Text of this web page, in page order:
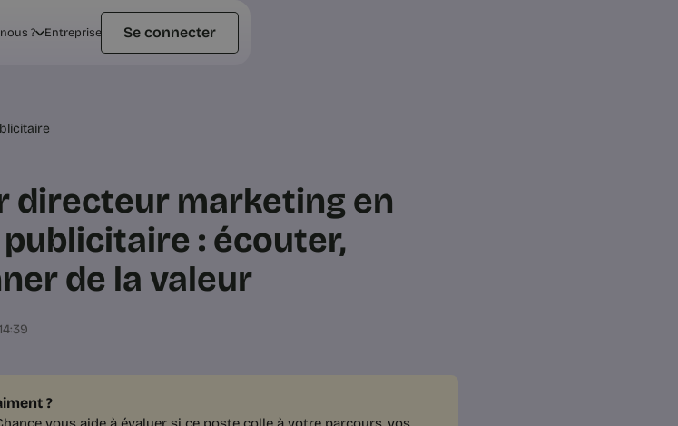
? Entreprise Se connecter
directeur marketing en
: écouter,
de la valeur
?